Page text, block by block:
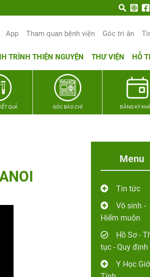
App Tham quan bệnh viện Góc tri ân
TRÌNH THIỆN NGUYỆN THƯ VIỆN HỖ
QUẢ GÓC BÁO CHÍ ĐĂNG KÝ
Menu
Tin tức
Vô sinh -
Hiếm muộn
Hồ Sơ -
tục - Quy định
Y Học